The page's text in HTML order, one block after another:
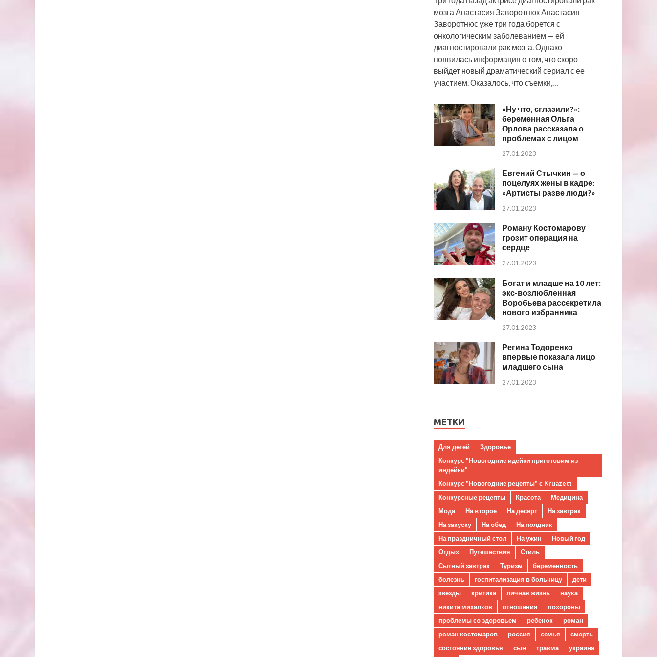
мозга Анастасия Заворотнюк Анастасия
Заворотнюс уже три года борется с
онкологическим заболеванием — ей
диагностировали рак мозга. Однако
появилась информация о том, что скоро
выйдет новый драматический сериал с ее
участием. Оказалось, что съемки,…
«Ну что, сглазили?»:
беременная Ольга
Орлова рассказала о
проблемах с лицом
27.01.2023
Евгений Стычкин — о
поцелуях жены в кадре:
«Артисты разве люди?»
27.01.2023
Роману Костомарову
грозит операция на
сердце
27.01.2023
Богат и младше на 10 лет:
экс-возлюбленная
Воробьева рассекретила
нового избранника
27.01.2023
Регина Тодоренко
впервые показала лицо
младшего сына
27.01.2023
МЕТКИ
Для детей
Здоровье
Конкурс "Новогодние идейки приготовим из
индейки"
Конкурс "Новогодние рецепты" с Kruazett
Конкурсные рецепты
Красота
Медицина
Мода
На второе На десерт
На завтрак
На закуску
На обед
На полдник
На праздничный стол
На ужин
Новый год
Отдых
Путешествия
Стиль
Сытный завтрак
Туризм
беременность
болезнь
госпитализация в больницу
дети
звезды
критика личная жизнь
наука
никита михалков
отношения
похороны
проблемы со здоровьем
ребенок
роман
роман костомаров
россия семья
смерть
состояние здоровья
сын травма украина